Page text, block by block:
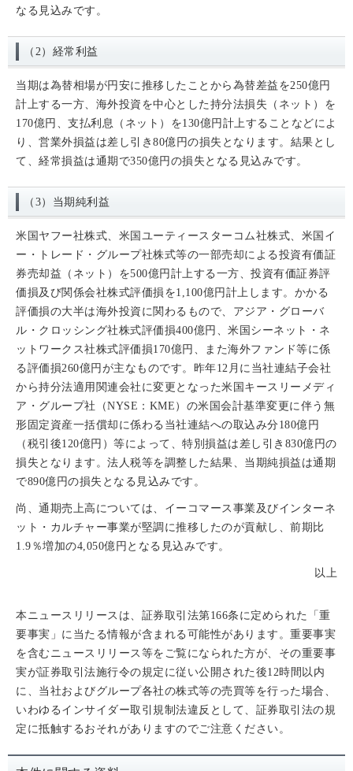
なる見込みです。
（2）経常利益
当期は為替相場が円安に推移したことから為替差益を250億円
計上する一方、海外投資を中心とした持分法損失（ネット）を
170億円、支払利息（ネット）を130億円計上することなどによ
り、営業外損益は差し引き80億円の損失となります。結果とし
て、経常損益は通期で350億円の損失となる見込みです。
（3）当期純利益
米国ヤフー社株式、米国ユーティースターコム社株式、米国イ
ー・トレード・グループ社株式等の一部売却による投資有価証
券売却益（ネット）を500億円計上する一方、投資有価証券評
価損及び関係会社株式評価損を1,100億円計上します。かかる
評価損の大半は海外投資に関わるもので、アジア・グローバ
ル・クロッシング社株式評価損400億円、米国シーネット・ネ
ットワークス社株式評価損170億円、また海外ファンド等に係
る評価損260億円が主なものです。昨年12月に当社連結子会社
から持分法適用関連会社に変更となった米国キースリーメディ
ア・グループ社（NYSE：KME）の米国会計基準変更に伴う無
形固定資産一括償却に係わる当社連結への取込み分180億円
（税引後120億円）等によって、特別損益は差し引き830億円の
損失となります。法人税等を調整した結果、当期純損益は通期
で890億円の損失となる見込みです。
尚、通期売上高については、イーコマース事業及びインターネ
ット・カルチャー事業が堅調に推移したのが貢献し、前期比
1.9％増加の4,050億円となる見込みです。
以上
本ニュースリリースは、証券取引法第166条に定められた「重
要事実」に当たる情報が含まれる可能性があります。重要事実
を含むニュースリリース等をご覧になられた方が、その重要事
実が証券取引法施行令の規定に従い公開された後12時間以内
に、当社およびグループ各社の株式等の売買等を行った場合、
いわゆるインサイダー取引規制法違反として、証券取引法の規
定に抵触するおそれがありますのでご注意ください。